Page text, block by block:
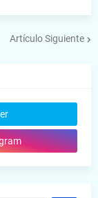
Artículo Siguiente